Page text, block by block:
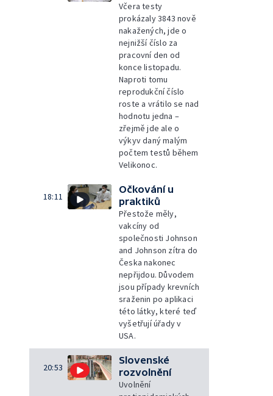
Včera testy
prokázaly 3843 nově
nakažených, jde o
nejnižší číslo za
pracovní den od
konce listopadu.
Naproti tomu
reprodukční číslo
roste a vrátilo se nad
hodnotu jedna –
zřejmě jde ale o
výkyv daný malým
počtem testů během
Velikonoc.
18:11
Očkování u
praktiků
Přestože měly,
vakcíny od
společnosti Johnson
and Johnson zítra do
Česka nakonec
nepřijdou. Důvodem
jsou případy krevních
sraženin po aplikaci
této látky, které teď
vyšetřují úřady v
USA.
20:53
Slovenské
rozvolnění
Uvolnění